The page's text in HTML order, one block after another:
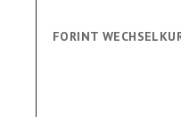
FORINT